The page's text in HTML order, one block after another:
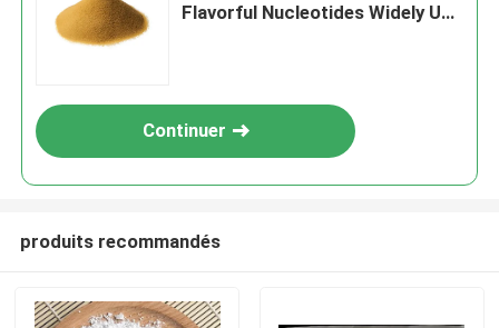
Flavorful Nucleotides Widely Use
Continuer
produits recommandés